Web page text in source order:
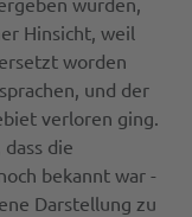
Hinsicht, weil
worden
und der
verloren ging.
die
bekannt war -
Darstellung zu